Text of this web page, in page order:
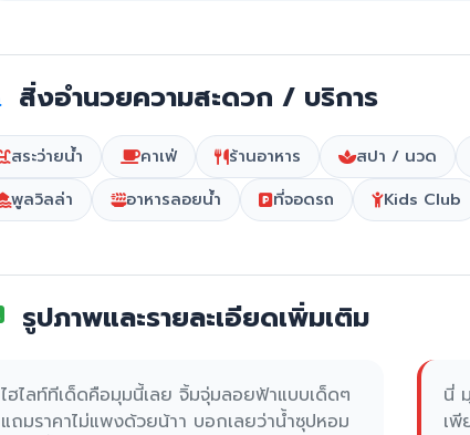
สิ่งอำนวยความสะดวก / บริการ
สระว่ายน้ำ คาเฟ่ ร้านอาหาร สปา / นวด
พูลวิลล่า
อาหารลอยน้ำ ที่จอดรถ Kids Club
รูปภาพและรายละเอียดเพิ่มเติม
ไฮไลท์ทีเด็ดคือมุมนี้เลย จิ้มจุ่มลอยฟ้าแบบเด็ดๆ
แถมราคาไม่แพงด้วยน้าา บอกเลยว่าน้ำซุปหอม
นี่
เพี